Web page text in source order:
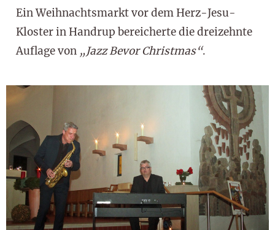
Ein Weihnachtsmarkt vor dem Herz-Jesu-
Kloster in Handrup bereicherte die dreizehnte
Auflage von „Jazz Bevor Christmas“.